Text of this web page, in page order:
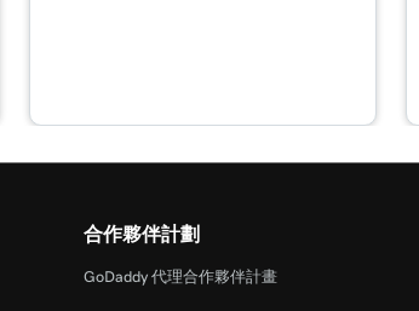
合作夥伴計劃
GoDaddy 代理合作夥伴計畫